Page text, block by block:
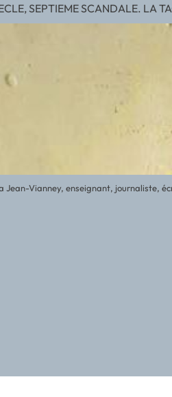
SEPTIEME SCANDALE. LA
Jean-Vianney, enseignant, journaliste,